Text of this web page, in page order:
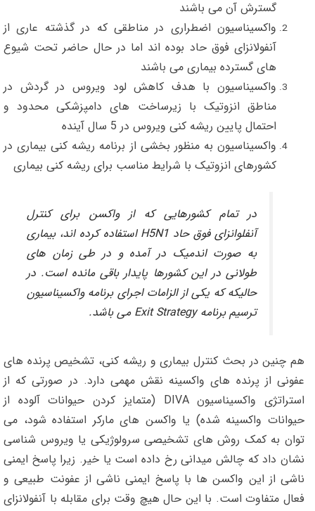
گسترش آن می باشند
واکسیناسیون اضطراری در مناطقی که در گذشته عاری از
آنفولانزای فوق حاد بوده اند اما در حال حاضر تحت شیوع
های گسترده بیماری می باشند
واکسیناسیون با هدف کاهش لود ویروس در گردش در
مناطق انزوتیک با زیرساخت های دامپزشکی محدود و
احتمال پایین ریشه کنی ویروس در 5 سال آینده
واکسیناسیون به منظور بخشی از برنامه ریشه کنی بیماری در
کشورهای انزوتیک با شرایط مناسب برای ریشه کنی بیماری
در تمام کشورهایی که از واکسن برای کنترل
آنفلوانزای فوق حاد H5N1 استفاده کرده اند، بیماری
به صورت اندمیک در آمده و در طی زمان های
طولانی در این کشورها پایدار باقی مانده است. در
حالیکه که یکی از الزامات اجرای برنامه واکسیناسیون
ترسیم برنامه Exit Strategy می باشد.
هم چنین در بحث کنترل بیماری و ریشه کنی، تشخیص پرنده های
عفونی از پرنده های واکسینه نقش مهمی دارد. در صورتی که از
استراتژی واکسیناسیون DIVA (متمایز کردن حیوانات آلوده از
حیوانات واکسینه شده) یا واکسن های مارکر استفاده شود، می
توان به کمک روش های تشخیصی سرولوژیکی یا ویروس شناسی
نشان داد که چالش میدانی رخ داده است یا خیر. زیرا پاسخ ایمنی
ناشی از این واکسن ها با پاسخ ایمنی ناشی از عفونت طبیعی و
فعال متفاوت است. با این حال هیچ وقت برای مقابله با آنفولانزای